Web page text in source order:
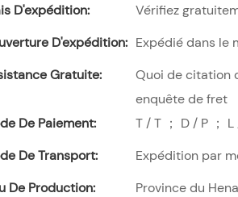
D'expédition:
Vérifiez
D'expédition: Expédié dans le
Gratuite:
Quoi de citation
enquête de fret
De Paiement:
T / T ； D / P ；
De Transport:
Expédition par
De Production:
Province du